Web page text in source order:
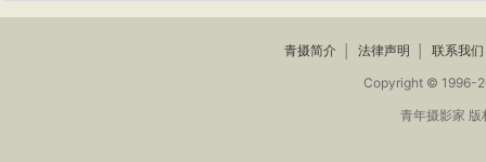
青摄简介 法律声明 联系我们
Copyright © 1996-
青年摄影家